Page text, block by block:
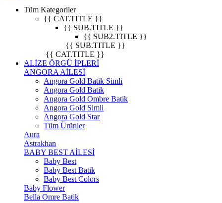
Tüm Kategoriler
{{ CAT.TITLE }}
{{ SUB.TITLE }}
{{ SUB2.TITLE }}
{{ SUB.TITLE }}
{{ CAT.TITLE }}
ALİZE ÖRGÜ İPLERİ
ANGORA AİLESİ
Angora Gold Batik Simli
Angora Gold Batik
Angora Gold Ombre Batik
Angora Gold Simli
Angora Gold Star
Tüm Ürünler
Aura
Astrakhan
BABY BEST AİLESİ
Baby Best
Baby Best Batik
Baby Best Colors
Baby Flower
Bella Omre Batik